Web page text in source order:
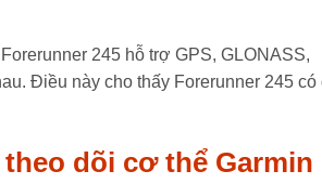
245 hỗ trợ GPS, GLONASS,
Điều này cho thấy Forerunner 245 có
dõi cơ thể Garmin